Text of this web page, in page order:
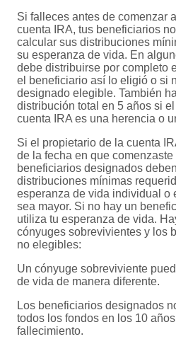
Si falleces antes de comenzar
cuenta IRA, tus beneficiarios
calcular sus distribuciones
su esperanza de vida. En
debe distribuirse por completo
el beneficiario así lo eligió o si
designado elegible. También
distribución total en 5 años si
cuenta IRA es una herencia o
Si el propietario de la cuenta
de la fecha en que
beneficiarios designados
distribuciones mínimas
esperanza de vida individual o
sea mayor. Si no hay un
utiliza tu esperanza de vida.
cónyuges sobrevivientes y los
no elegibles:
Un cónyuge sobreviviente
de vida de manera diferente.
Los beneficiarios designados
todos los fondos en los 10
fallecimiento.